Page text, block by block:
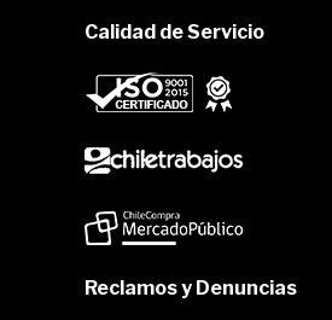
Calidad de Servicio
Reclamos y Denuncias